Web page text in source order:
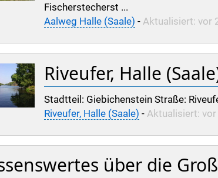
Fischerstecherst ...
Aalweg Halle (Saale) - Aktualisiert: vor
Riveufer, Halle
Stadtteil: Giebichenstein Straße:
Riveufer, Halle (Saale) - Aktualisiert: vor
über die